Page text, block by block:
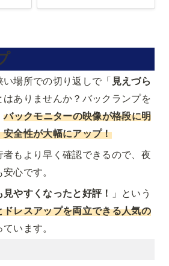
場所での切り返しで「 見えづら
はありませんか？バックランプを
バックモニターの映像が格段に明
全性が大幅にアップ！
もより早く確認できるので、夜
心です。
やすくなったと好評！
」という
ドレスアップを両立できる人気の
います。